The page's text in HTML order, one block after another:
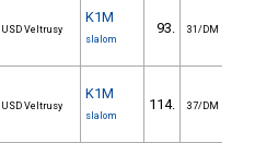
USD Veltrusy
K1M
slalom
93. 31/DM
USD Veltrusy
K1M
slalom
114. 37/DM